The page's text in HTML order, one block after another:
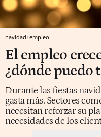
navidad+empleo
El empleo
¿dónde puedo
Durante las fiestas
gasta más. Sectores
necesitan reforzar su
necesidades de los